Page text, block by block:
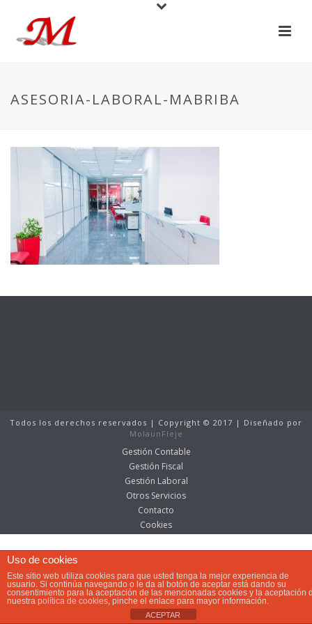
ASESORIA-LABORAL-MABRIBA
Todos los derechos reservados | Copyright © 2017 | Diseñado por
MolaunFleje
Gestión Contable
Gestión Fiscal
Gestión Laboral
Otros Servicios
Contacto
Cookies
Uso de cookies
Este sitio web utiliza cookies para que usted tenga la mejor experiencia de
usuario. Si continúa navegando o le da al botón de aceptar está dando su
consentimiento para la aceptación de las mencionadas cookies y la aceptación
nuestra política de cookies, pinche el enlace para mayor información.
ACEPTAR